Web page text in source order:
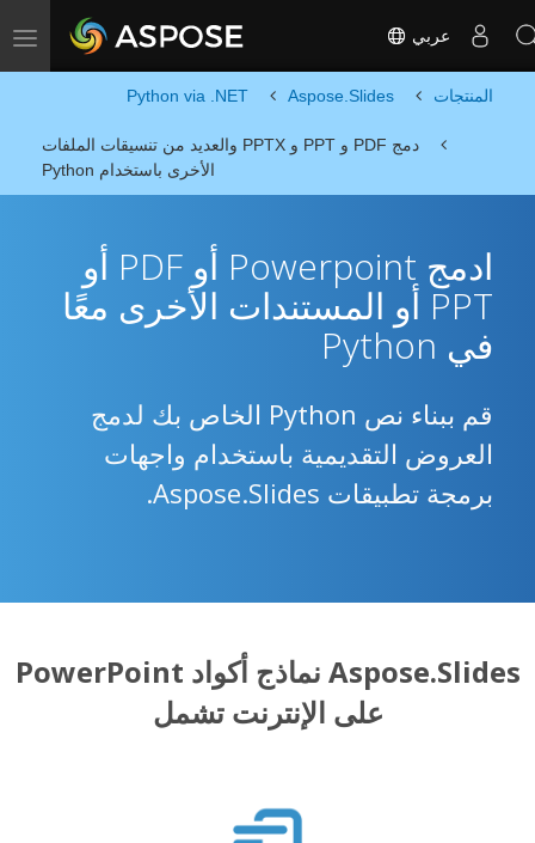
Toggle navigation عربي
المنتجات Aspose.Slides
Python via .NET
دمج PDF و PPT و PPTX والعديد من تنسيقات الملفات
الأخرى باستخدام Python
ادمج Powerpoint أو PDF أو
PPT أو المستندات الأخرى معًا
في Python
قم ببناء نص Python الخاص بك لدمج
العروض التقديمية باستخدام واجهات
برمجة تطبيقات Aspose.Slides.
Aspose.Slides نماذج أكواد PowerPoint
على الإنترنت تشمل